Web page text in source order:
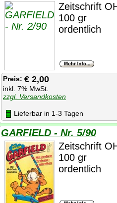
Zeitschrift
100 gr
ordentlich
Preis: € 2,00
inkl. 7% MwSt.
zzgl. Versandkosten
Lieferbar in 1-3 Tagen
GARFIELD - Nr. 5/90
Zeitschrift
100 gr
ordentlich